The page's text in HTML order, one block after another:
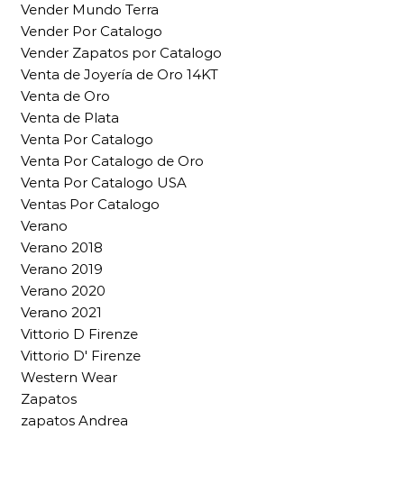
Vender Mundo Terra
Vender Por Catalogo
Vender Zapatos por Catalogo
Venta de Joyería de Oro 14KT
Venta de Oro
Venta de Plata
Venta Por Catalogo
Venta Por Catalogo de Oro
Venta Por Catalogo USA
Ventas Por Catalogo
Verano
Verano 2018
Verano 2019
Verano 2020
Verano 2021
Vittorio D Firenze
Vittorio D' Firenze
Western Wear
Zapatos
zapatos Andrea